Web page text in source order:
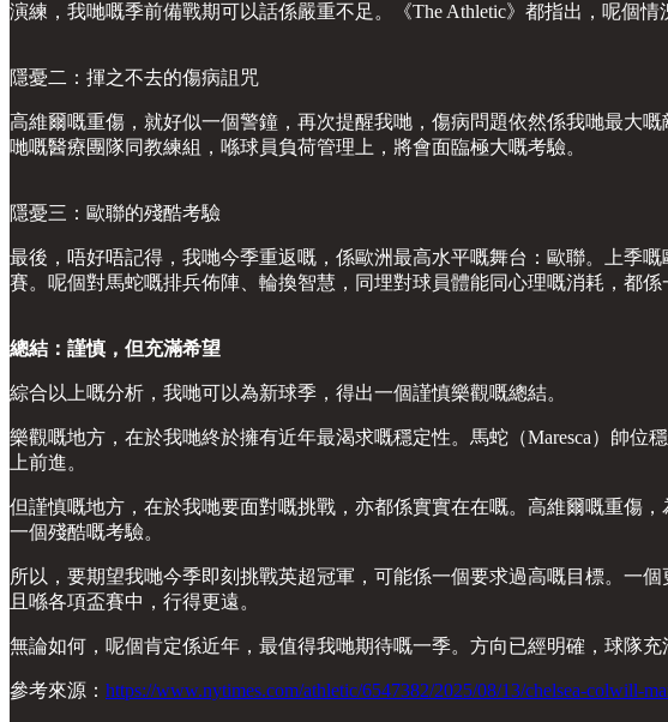
演練，我哋嘅季前備戰期可以話係嚴重不足。《The Athletic》都指出，呢個
隱憂二：揮之不去的傷病詛咒
高維爾嘅重傷，就好似一個警鐘，再次提醒我哋，傷病問題依然係我哋最大
哋嘅醫療團隊同教練組，喺球員負荷管理上，將會面臨極大嘅考驗。
隱憂三：歐聯的殘酷考驗
最後，唔好唔記得，我哋今季重返嘅，係歐洲最高水平嘅舞台：歐聯。上季
賽。呢個對馬蛇嘅排兵佈陣、輪換智慧，同埋對球員體能同心理嘅消耗，都係
總結：謹慎，但充滿希望
綜合以上嘅分析，我哋可以為新球季，得出一個謹慎樂觀嘅總結。
樂觀嘅地方，在於我哋終於擁有近年最渴求嘅穩定性。馬蛇（Maresca）帥
上前進。
但謹慎嘅地方，在於我哋要面對嘅挑戰，亦都係實實在在嘅。高維爾嘅重傷
一個殘酷嘅考驗。
所以，要期望我哋今季即刻挑戰英超冠軍，可能係一個要求過高嘅目標。一
且喺各項盃賽中，行得更遠。
無論如何，呢個肯定係近年，最值得我哋期待嘅一季。方向已經明確，球隊
參考來源： https://www.nytimes.com/athletic/6547382/2025/08/13/chelsea-colwill-